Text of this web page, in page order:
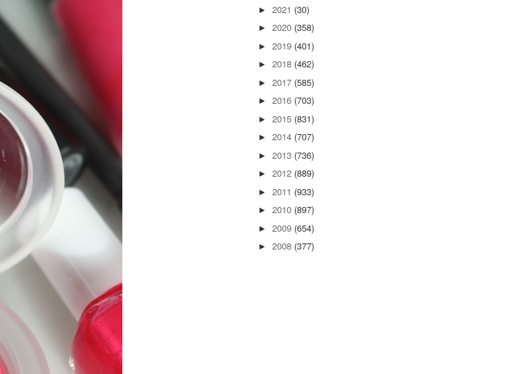
► 2021 (30)
► 2020 (358)
► 2019 (401)
► 2018 (462)
► 2017 (585)
► 2016 (703)
► 2015 (831)
► 2014 (707)
► 2013 (736)
► 2012 (889)
► 2011 (933)
► 2010 (897)
► 2009 (654)
► 2008 (377)